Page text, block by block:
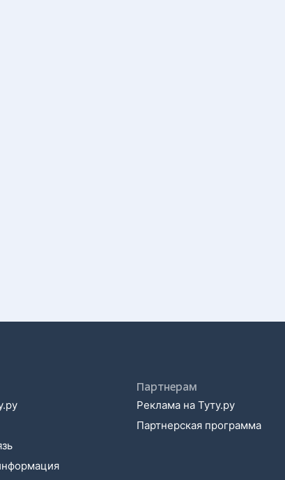
Партнерам
Реклама на Туту.ру
Партнерская программа